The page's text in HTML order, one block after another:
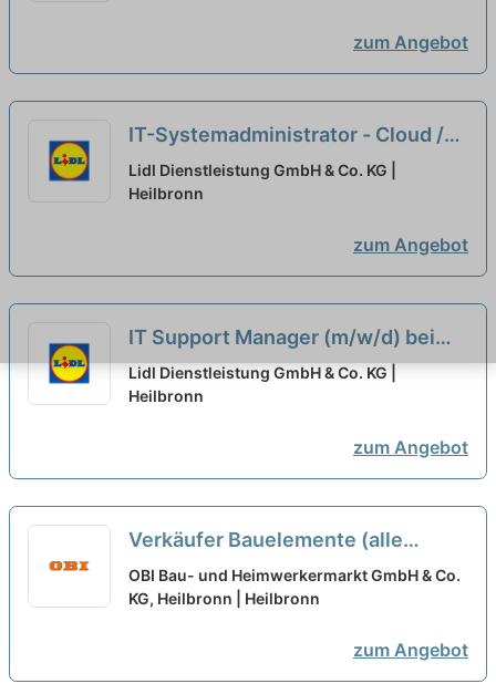
zum Angebot
IT-Systemadministrator - Cloud /
IT-Security (m/w/d) bei Workwise
GmbH ausgewählt
Lidl Dienstleistung GmbH & Co. KG |
Heilbronn
zum Angebot
IT Support Manager (m/w/d) bei
tempster GmbH ausgewählt
Lidl Dienstleistung GmbH & Co. KG |
Heilbronn
zum Angebot
Verkäufer Bauelemente (alle
Geschlechter) neu
OBI Bau- und Heimwerkermarkt GmbH & Co.
KG, Heilbronn | Heilbronn
zum Angebot